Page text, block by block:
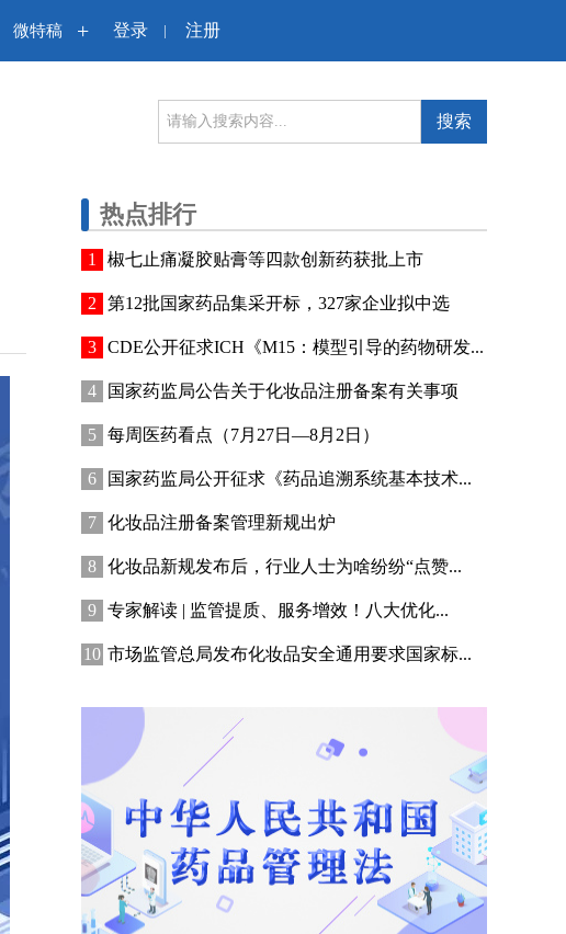
微特稿 + 登录 | 注册
搜索
热点排行
椒七止痛凝胶贴膏等四款创新药获批上市
第12批国家药品集采开标，327家企业拟中选
CDE公开征求ICH《M15：模型引导的药物研发...
国家药监局公告关于化妆品注册备案有关事项
每周医药看点（7月27日—8月2日）
国家药监局公开征求《药品追溯系统基本技术...
化妆品注册备案管理新规出炉
化妆品新规发布后，行业人士为啥纷纷“点赞...
专家解读 | 监管提质、服务增效！八大优化...
市场监管总局发布化妆品安全通用要求国家标...